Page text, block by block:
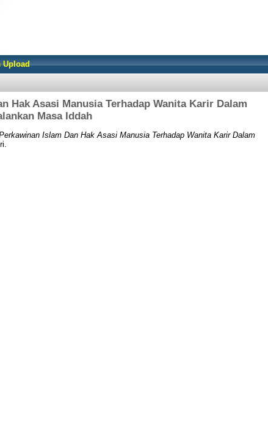
Upload
Hak Asasi Manusia Terhadap Wanita Karir Dalam
Masa Iddah
Islam Dan Hak Asasi Manusia Terhadap Wanita Karir Dalam